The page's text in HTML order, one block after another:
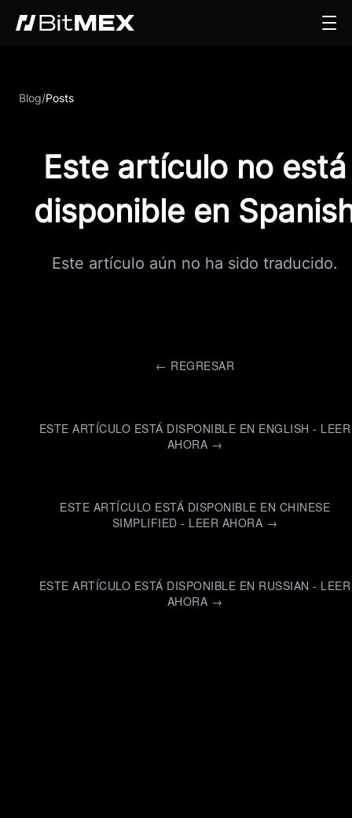
Blog/Posts
Este artículo no está
disponible en
Este artículo aún no ha sido traducido.
← REGRESAR
ESTE ARTÍCULO ESTÁ DISPONIBLE EN ENGLISH - LEER
AHORA →
ESTE ARTÍCULO ESTÁ DISPONIBLE EN CHINESE
SIMPLIFIED - LEER AHORA →
ESTE ARTÍCULO ESTÁ DISPONIBLE EN RUSSIAN - LEER
AHORA →